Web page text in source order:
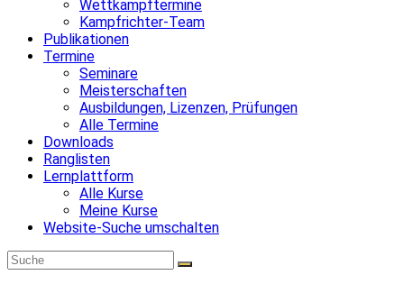
Wettkampftermine
Kampfrichter-Team
Publikationen
Termine
Seminare
Meisterschaften
Ausbildungen, Lizenzen, Prüfungen
Alle Termine
Downloads
Ranglisten
Lernplattform
Alle Kurse
Meine Kurse
Website-Suche umschalten